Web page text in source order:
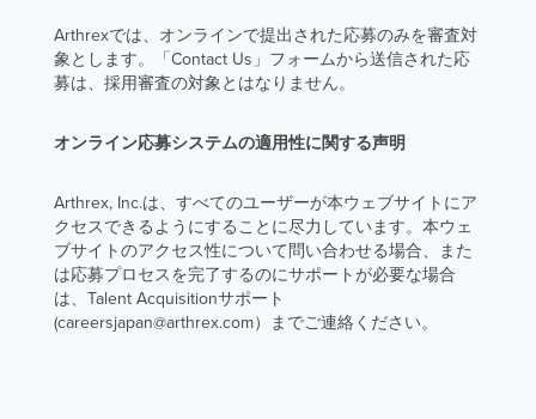
Arthrexでは、オンラインで提出された応募のみを審査対
象とします。「Contact Us」フォームから送信された応
募は、採用審査の対象とはなりません。
オンライン応募システムの適用性に関する声明
Arthrex, Inc.は、すべてのユーザーが本ウェブサイトにア
クセスできるようにすることに尽力しています。本ウェ
ブサイトのアクセス性について問い合わせる場合、また
は応募プロセスを完了するのにサポートが必要な場合
は、Talent Acquisitionサポート
(careersjapan@arthrex.com）までご連絡ください。